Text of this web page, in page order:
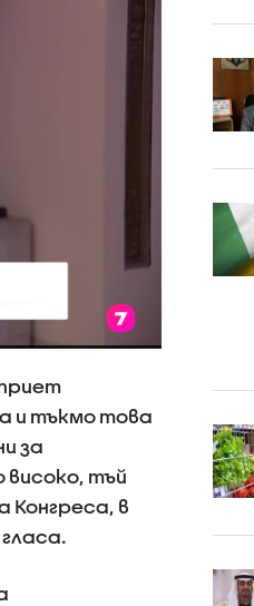
и тъкмо това
за
тъй
Конгреса, в